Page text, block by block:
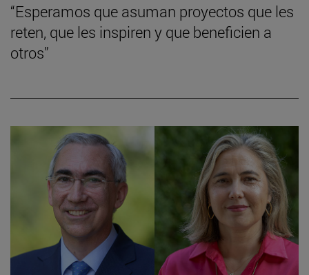
“Esperamos que asuman proyectos que les
reten, que les inspiren y que beneficien a
otros”